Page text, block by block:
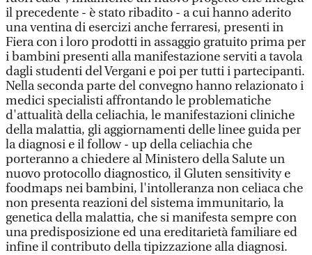
il precedente - è stato ribadito - a cui hanno aderito
una ventina di esercizi anche ferraresi, presenti in
Fiera con i loro prodotti in assaggio gratuito prima per
i bambini presenti alla manifestazione serviti a tavola
dagli studenti del Vergani e poi per tutti i partecipanti.
Nella seconda parte del convegno hanno relazionato i
medici specialisti affrontando le problematiche
d'attualità della celiachia, le manifestazioni cliniche
della malattia, gli aggiornamenti delle linee guida per
la diagnosi e il follow - up della celiachia che
porteranno a chiedere al Ministero della Salute un
nuovo protocollo diagnostico, il Gluten sensitivity e
foodmaps nei bambini, l'intolleranza non celiaca che
non presenta reazioni del sistema immunitario, la
genetica della malattia, che si manifesta sempre con
una predisposizione ed una ereditarietà familiare ed
infine il contributo della tipizzazione alla diagnosi.